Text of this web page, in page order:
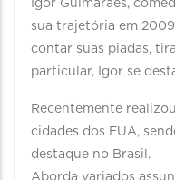
Igor Guimarães,
sua trajetória em
contar suas piadas,
particular, Igor se
Recentemente
cidades dos EUA,
destaque no Brasil.
Aborda variados